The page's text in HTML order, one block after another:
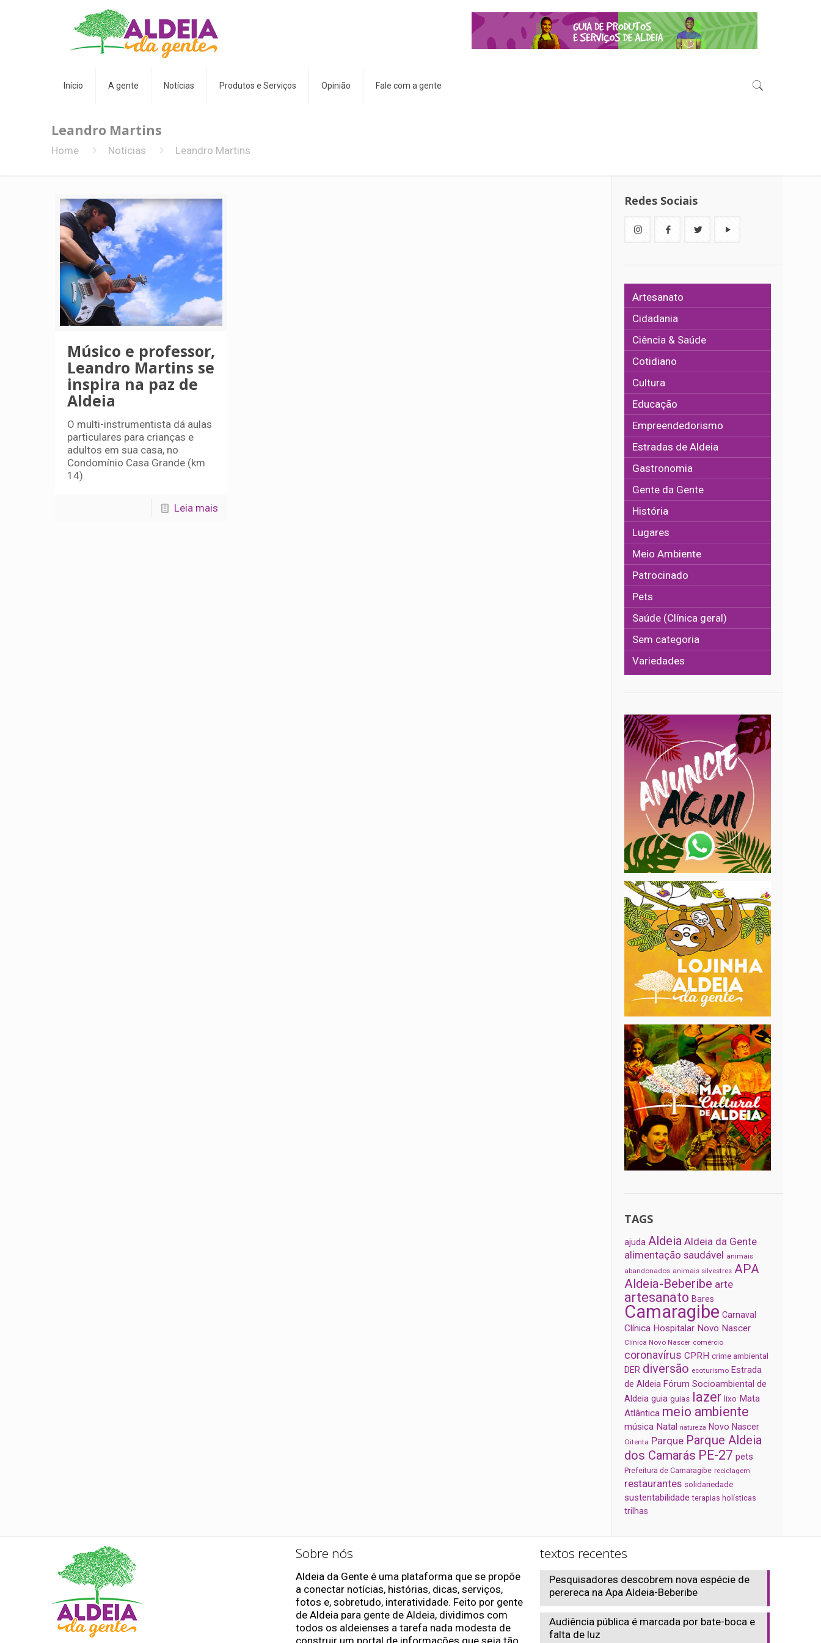
Início A gente Notícias Produtos e Serviços Opinião Fale com a gente
Leandro Martins
Home Notícias Leandro Martins
Músico e professor,
Leandro Martins se
inspira na paz de
Aldeia
O multi-instrumentista dá aulas
particulares para crianças e
adultos em sua casa, no
Condomínio Casa Grande (km
14).
Leia mais
Redes Sociais
Artesanato
Cidadania
Ciência & Saúde
Cotidiano
Cultura
Educação
Empreendedorismo
Estradas de Aldeia
Gastronomia
Gente da Gente
História
Lugares
Meio Ambiente
Patrocinado
Pets
Saúde (Clínica geral)
Sem categoria
Variedades
TAGS
ajuda Aldeia Aldeia da Gente
alimentação saudável animais
abandonados animais silvestres APA
Aldeia-Beberibe arte
artesanato Bares
Camaragibe Carnaval
Clínica Hospitalar Novo Nascer
Clínica Novo Nascer comércio
coronavírus CPRH crime ambiental
DER diversão ecoturismo Estrada
de Aldeia Fórum Socioambiental de
Aldeia guia guias lazer lixo Mata
Atlântica meio ambiente
música Natal natureza Novo Nascer
Oitenta Parque Parque Aldeia
dos Camarás PE-27 pets
Prefeitura de Camaragibe reciclagem
restaurantes solidariedade
sustentabilidade terapias holísticas
trilhas
Sobre nós
Aldeia da Gente é uma plataforma que se propõe
a conectar notícias, histórias, dicas, serviços,
fotos e, sobretudo, interatividade. Feito por gente
de Aldeia para gente de Aldeia, dividimos com
todos os aldeienses a tarefa nada modesta de
construir um portal de informações que seja tão
textos recentes
Pesquisadores descobrem nova espécie de
perereca na Apa Aldeia-Beberibe
Audiência pública é marcada por bate-boca e
falta de luz